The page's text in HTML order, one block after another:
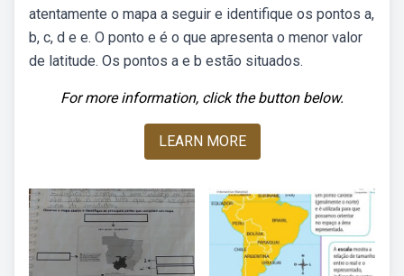
atentamente o mapa a seguir e identifique os pontos a,
b, c, d e e. O ponto e é o que apresenta o menor valor
de latitude. Os pontos a e b estão situados.
For more information, click the button below.
LEARN MORE